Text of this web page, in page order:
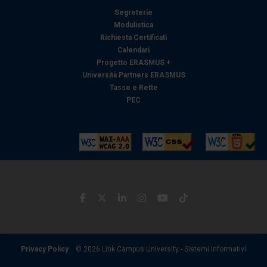
raccolto dal suo utilizzo dei loro servizi.
Segreterie
Modulistica
Richiesta Certificati
Calendari
Progetto ERASMUS +
Università Partners ERASMUS
Tasse e Rette
PEC
Privacy Policy © 2026 Link Campus University - Sistemi Informativi